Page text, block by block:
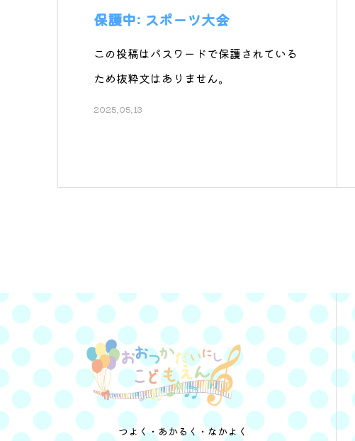
保護中: スポーツ大会
この投稿はパスワードで保護されている
ため抜粋文はありません。
2025.05.13
つよく・あかるく・なかよく